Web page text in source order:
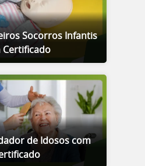
Socorros Infantis
Certificado
de Idosos com